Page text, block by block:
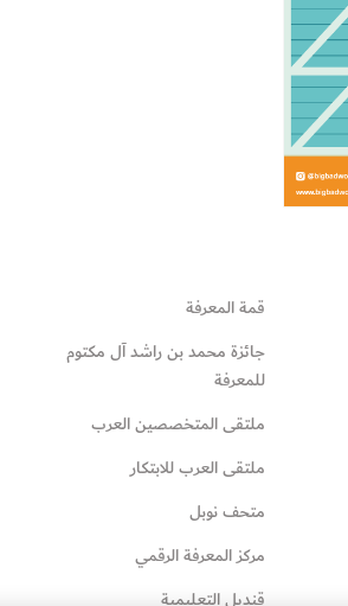
قمة المعرفة
جائزة محمد بن راشد آل مكتوم
للمعرفة
ملتقى المتخصصين العرب
ملتقى العرب للابتكار
متحف نوبل
مركز المعرفة الرقمي
قنديل التعليمية